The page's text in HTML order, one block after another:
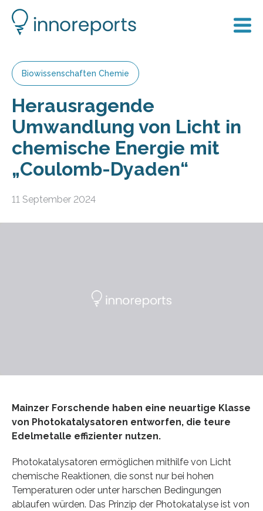
Biowissenschaften Chemie
Herausragende
Umwandlung von Licht in
chemische Energie mit
„Coulomb-Dyaden“
11 September 2024
Mainzer Forschende haben eine neuartige Klasse
von Photokatalysatoren entworfen, die teure
Edelmetalle effizienter nutzen.
Photokatalysatoren ermöglichen mithilfe von Licht
chemische Reaktionen, die sonst nur bei hohen
Temperaturen oder unter harschen Bedingungen
ablaufen würden. Das Prinzip der Photokatalyse ist von